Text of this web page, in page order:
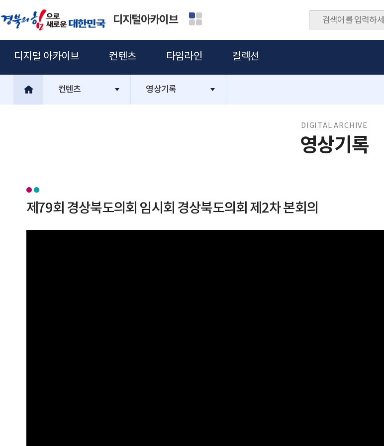
디지털아카이브
디지털 아카이브 컨텐츠 타임라인 컬렉션
컨텐츠 영상기록
DIGITAL ARCHIVE
영상기록
제79회 경상북도의회 임시회 경상북도의회 제2차 본회의